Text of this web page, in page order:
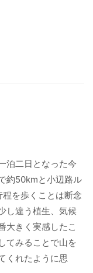
泊二日となった今
約50kmと小辺路ル
を歩くことは断念
し違う植生、気候
大きく実感したこ
てみることで山を
くれたように思